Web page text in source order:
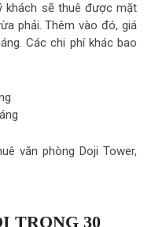
khách sẽ thuê được mặt
phải. Thêm vào đó, giá
Các chi phí khác bao
văn phòng Doji Tower,
TRONG 30